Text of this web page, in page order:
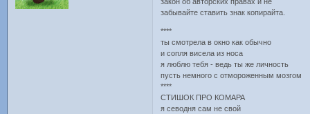
забывайте ставить знак копирайта.
****
ты смотрела в окно как обычно
и сопля висела из носа
я люблю тебя - ведь ты же личность
пусть немного с отмороженным мозгом
****
СТИШОК ПРО КОМАРА
я севодня сам не свой